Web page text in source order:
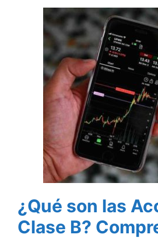
¿Qué son las
Clase B?